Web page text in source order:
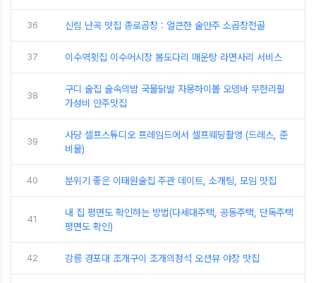
36 신림 난곡 맛집 종로곱창 : 얼큰한 술안주 소곱창전골
37 이수역횟집 이수어시장 봄도다리 매운탕 라면사리 서비스
38
구디 술집 술속의밤 국물닭발 자몽하이볼 오뎅바 무한리필
가성비 안주맛집
39
사당 셀프스튜디오 프레임드에서 셀프웨딩촬영 (드레스, 준
비물)
40 분위기 좋은 이태원술집 주관 데이트, 소개팅, 모임 맛집
41
내 집 평면도 확인하는 방법(다세대주택, 공동주택, 단독주택
평면도 확인)
42 강릉 경포대 조개구이 조개의정석 오션뷰 야장 맛집